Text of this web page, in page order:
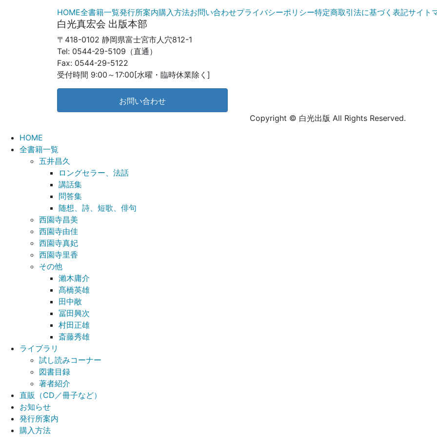
HOME全書籍一覧発行所案内購入方法お問い合わせプライバシーポリシー特定商取引法に基づく表記サイト
白光真宏会 出版本部
〒418-0102 静岡県富士宮市人穴812-1
Tel: 0544-29-5109（直通）
Fax: 0544-29-5122
受付時間 9:00～17:00[水曜・臨時休業除く]
お問い合わせ
Copyright © 白光出版 All Rights Reserved.
HOME
全書籍一覧
五井昌久
ロングセラー、法話
講話集
問答集
随想、詩、短歌、俳句
西園寺昌美
西園寺由佳
西園寺真妃
西園寺里香
その他
瀨木庸介
髙橋英雄
田中敞
冨田興次
村田正雄
斎藤秀雄
ライブラリ
試し読みコーナー
図書目録
著者紹介
直販（CD／冊子など）
お知らせ
発行所案内
購入方法